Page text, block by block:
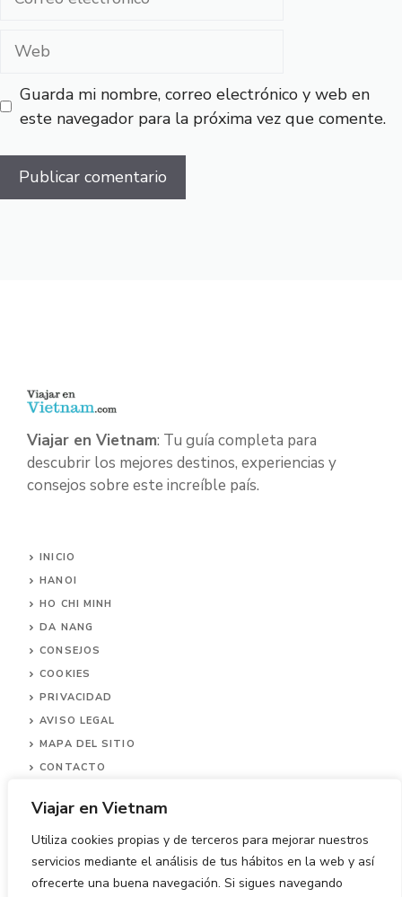
Viajar en Vietnam
Utiliza cookies propias y de terceros para mejorar nuestros
servicios mediante el análisis de tus hábitos en la web y así
ofrecerte una buena navegación. Si sigues navegando
Web
Guarda mi nombre, correo electrónico y web en
este navegador para la próxima vez que comente.
Viajar en Vietnam: Tu guía completa para
descubrir los mejores destinos, experiencias y
consejos sobre este increíble país.
INICIO
HANOI
HO CHI MINH
DA NANG
CONSEJOS
COOKIES
PRIVACIDAD
AVISO LEGAL
MAPA DEL SITIO
CONTACTO
© 2026 Viajar en Vietnam.